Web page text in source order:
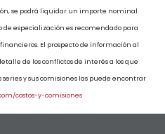
se podrá liquidar un importe nominal
especialización es recomendado para
El prospecto de información al
de los conflictos de interés a los que
y sus comisiones las puede encontrar
costos-y-comisiones